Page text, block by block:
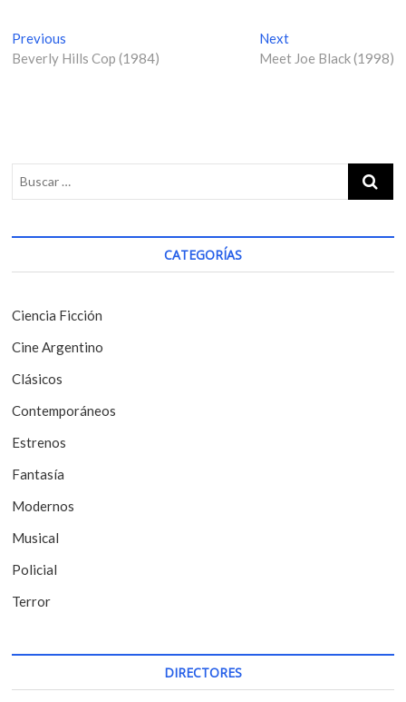
N
a
g
a
i
ó
n
e
e
n
t
r
a
d
a
s
Previous
r
p
s
:
Beverly Hills Cop (1984)
NextN
e
:
Meet Joe Black (1998)
CATEGORÍAS
Ciencia Ficción
Cine Argentino
Clásicos
Contemporáneos
Estrenos
Fantasía
Modernos
Musical
Policial
Terror
DIRECTORES